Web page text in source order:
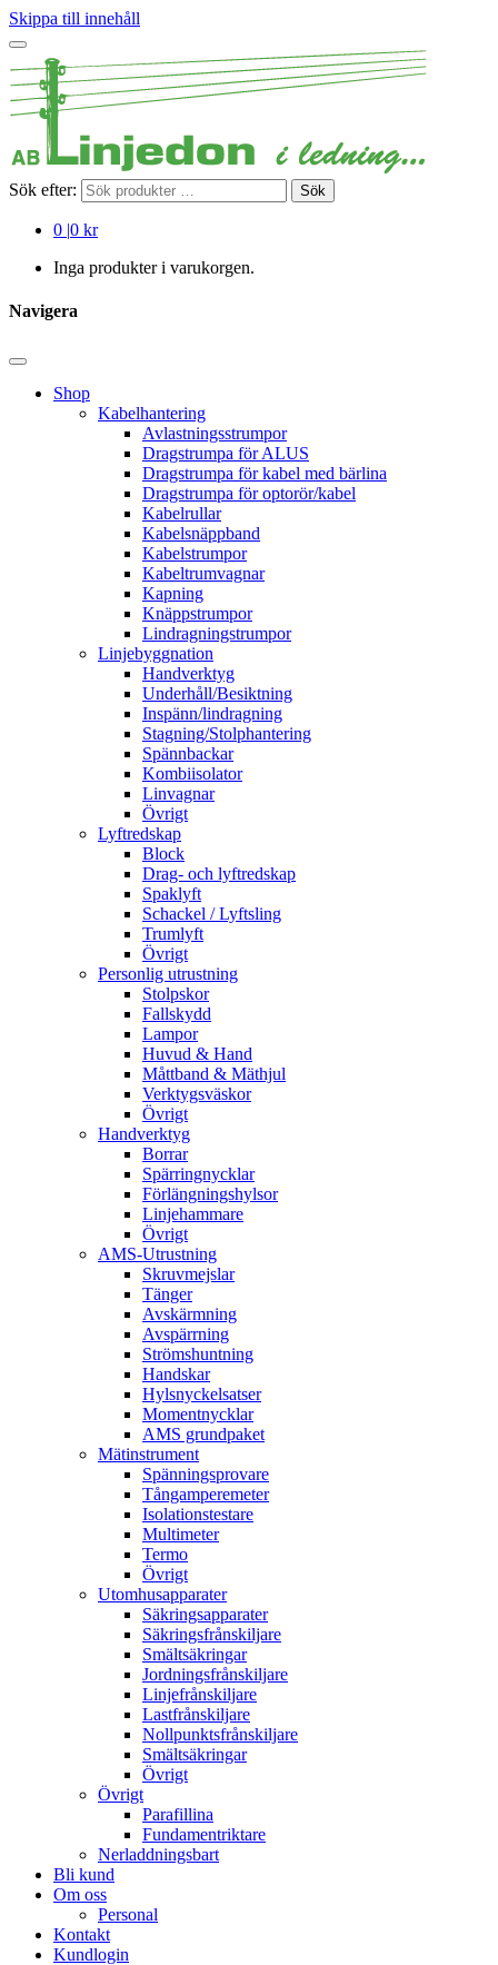
Skippa till innehåll
Sök efter: Sök
0 |0 kr
Inga produkter i varukorgen.
Navigera
Shop
Kabelhantering
Avlastningsstrumpor
Dragstrumpa för ALUS
Dragstrumpa för kabel med bärlina
Dragstrumpa för optorör/kabel
Kabelrullar
Kabelsnäppband
Kabelstrumpor
Kabeltrumvagnar
Kapning
Knäppstrumpor
Lindragningstrumpor
Linjebyggnation
Handverktyg
Underhåll/Besiktning
Inspänn/lindragning
Stagning/Stolphantering
Spännbackar
Kombiisolator
Linvagnar
Övrigt
Lyftredskap
Block
Drag- och lyftredskap
Spaklyft
Schackel / Lyftsling
Trumlyft
Övrigt
Personlig utrustning
Stolpskor
Fallskydd
Lampor
Huvud & Hand
Måttband & Mäthjul
Verktygsväskor
Övrigt
Handverktyg
Borrar
Spärringnycklar
Förlängningshylsor
Linjehammare
Övrigt
AMS-Utrustning
Skruvmejslar
Tänger
Avskärmning
Avspärrning
Strömshuntning
Handskar
Hylsnyckelsatser
Momentnycklar
AMS grundpaket
Mätinstrument
Spänningsprovare
Tångamperemeter
Isolationstestare
Multimeter
Termo
Övrigt
Utomhusapparater
Säkringsapparater
Säkringsfrånskiljare
Smältsäkringar
Jordningsfrånskiljare
Linjefrånskiljare
Lastfrånskiljare
Nollpunktsfrånskiljare
Smältsäkringar
Övrigt
Övrigt
Parafillina
Fundamentriktare
Nerladdningsbart
Bli kund
Om oss
Personal
Kontakt
Kundlogin